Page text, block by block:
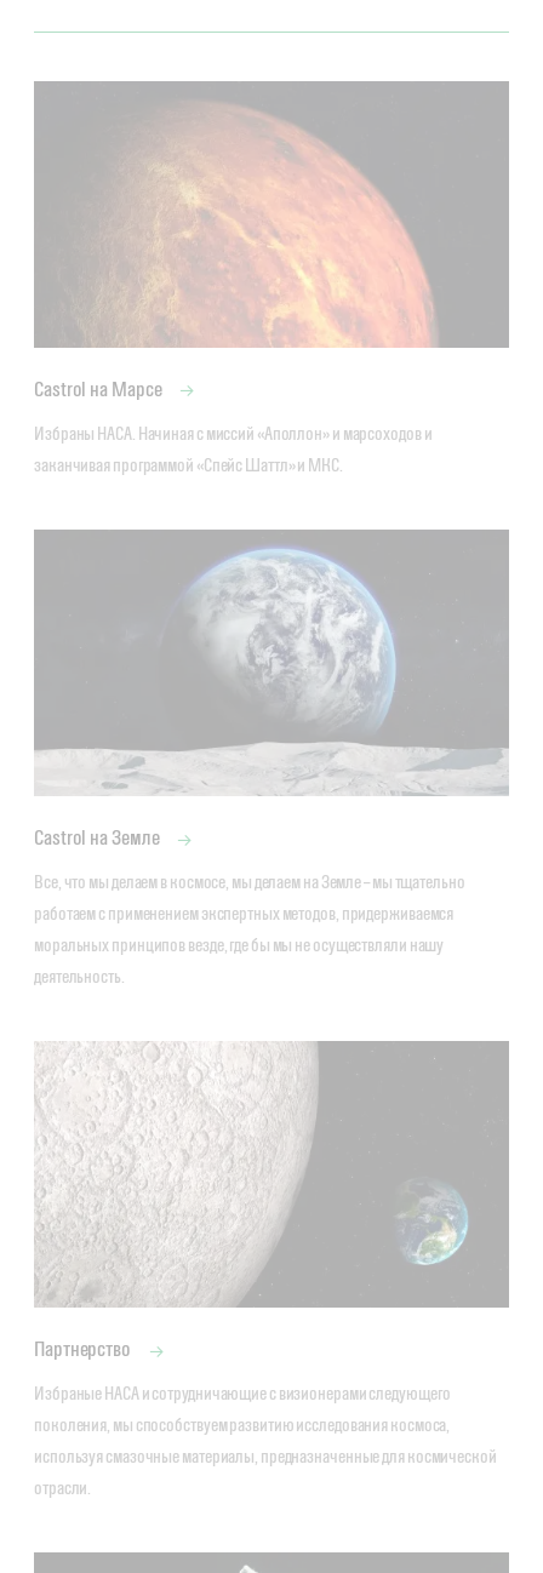
Castrol на Марсе
Избраны НАСА. Начиная с миссий «Аполлон» и марсоходов и
заканчивая программой «Спейс Шаттл» и МКС.
Castrol на Земле
Все, что мы делаем в космосе, мы делаем на Земле – мы тщательно
работаем с применением экспертных методов, придерживаемся
моральных принципов везде, где бы мы не осуществляли нашу
деятельность.
Партнерство
Избраные НАСА и сотрудничающие с визионерами следующего
поколения, мы способствуем развитию исследования космоса,
используя смазочные материалы, предназначенные для космической
отрасли.